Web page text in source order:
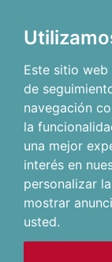
Este sitio
de
navegación
la
una mejor
interés en
personalizar
mostrar
usted.